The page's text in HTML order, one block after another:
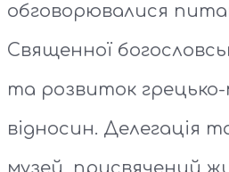
обговорювалися
Священної
та розвиток
відносин. Делегація